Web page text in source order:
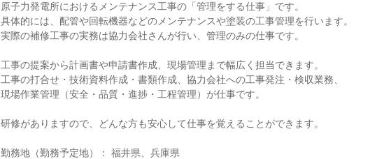
原子力発電所におけるメンテナンス工事の「管理をする仕事」です。
具体的には、配管や回転機器などのメンテナンスや塗装の工事管理を行います。
実際の補修工事の実務は協力会社さんが行い、管理のみの仕事です。
工事の提案から計画書や申請書作成、現場管理まで幅広く担当できます。
工事の打合せ・技術資料作成・書類作成、協力会社への工事発注・検収業務、
現場作業管理（安全・品質・進捗・工程管理）が仕事です。
研修がありますので、どんな方も安心して仕事を覚えることができます。
勤務地（勤務予定地）： 福井県、兵庫県